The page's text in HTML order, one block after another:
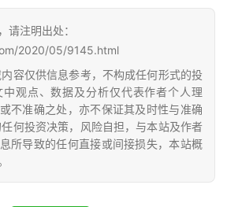
请注明出处：
2020/05/9145.html
容仅供信息参考，不构成任何形式的投
观点、数据及分析仅代表作者个人理
不准确之处，亦不保证其及时性与准确
何投资决策，风险自担，与本站及作者
所导致的任何直接或间接损失，本站概